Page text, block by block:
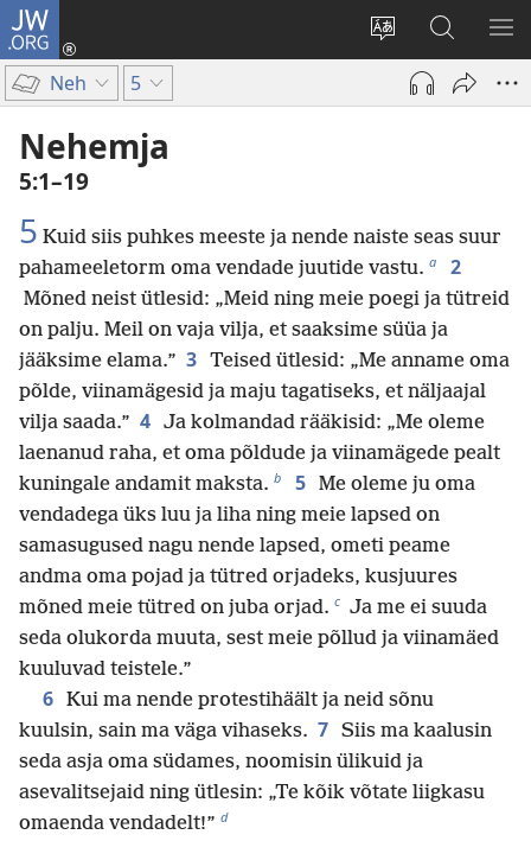
JW.ORG
Muuda
veebisaidi
keelt
Logi
sisse
Otsi
saidilt
JW.ORG
Neh 5
Nehemja
5:1–19
5 Kuid siis puhkes meeste ja nende naiste seas suur
pahameeletorm oma vendade juutide vastu. a 2
Mõned neist ütlesid: „Meid ning meie poegi ja tütreid
on palju. Meil on vaja vilja, et saaksime süüa ja
jääksime elama.” 3 Teised ütlesid: „Me anname oma
põlde, viinamägesid ja maju tagatiseks, et näljaajal
vilja saada.” 4 Ja kolmandad rääkisid: „Me oleme
laenanud raha, et oma põldude ja viinamägede pealt
kuningale andamit maksta. b 5 Me oleme ju oma
vendadega üks luu ja liha ning meie lapsed on
samasugused nagu nende lapsed, ometi peame
andma oma pojad ja tütred orjadeks, kusjuures
mõned meie tütred on juba orjad. c Ja me ei suuda
seda olukorda muuta, sest meie põllud ja viinamäed
kuuluvad teistele.”
6 Kui ma nende protestihäält ja neid sõnu
kuulsin, sain ma väga vihaseks. 7 Siis ma kaalusin
seda asja oma südames, noomisin ülikuid ja
asevalitsejaid ning ütlesin: „Te kõik võtate liigkasu
omaenda vendadelt!” d